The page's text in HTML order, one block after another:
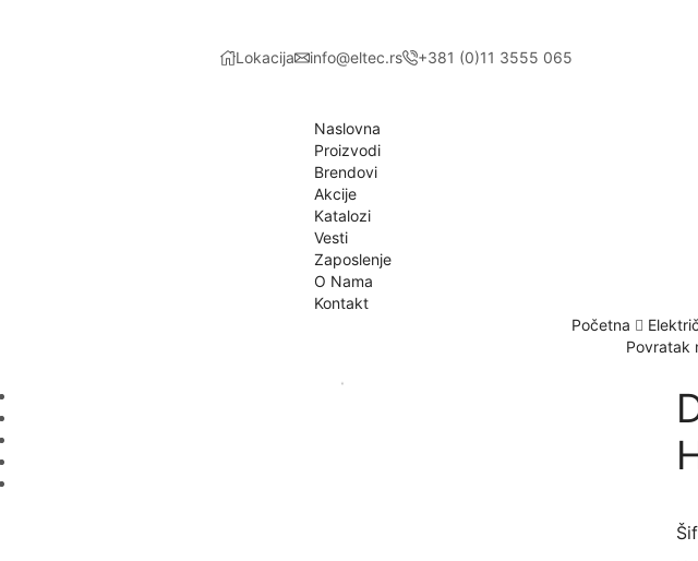
Lokacija info@eltec.rs +381 (0)11 3555 065
Naslovna
Proizvodi
Brendovi
Akcije
Katalozi
Vesti
Zaposlenje
O Nama
Kontakt
Početna
Povratak